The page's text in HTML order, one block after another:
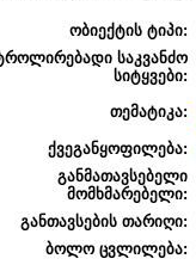
ობიექტის ტიპი:
საკვანძო
სიტყვები:
თემატიკა:
ქვეგანყოფილება:
განმათავსებელი
მომხმარებელი:
განთავსების თარიღი:
ბოლო ცვლილება: